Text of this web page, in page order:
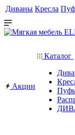
Диваны Кресла
Акции
Каталог